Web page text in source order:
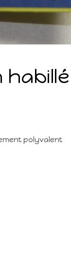
habillé
polyvalent